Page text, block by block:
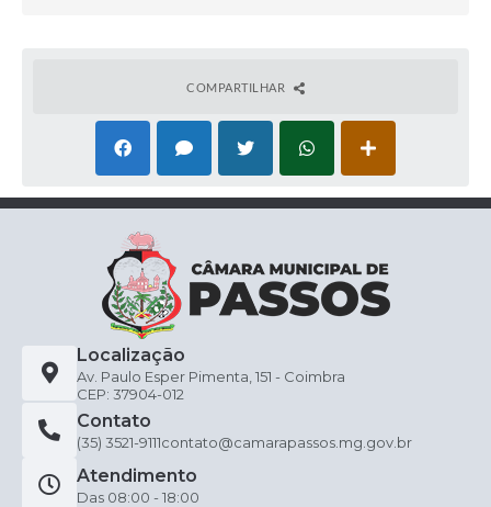
COMPARTILHAR
Localização
Av. Paulo Esper Pimenta, 151 - Coimbra
CEP: 37904-012
Contato
(35) 3521-9111contato@camarapassos.mg.gov.br
Atendimento
Das 08:00 - 18:00